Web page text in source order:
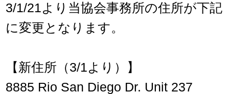
イベント案内
会員限定情報
3/1/21より当協会事務所の住所が下記
に変更となります。
【新住所（3/1より）】
8885 Rio San Diego Dr. Unit 237